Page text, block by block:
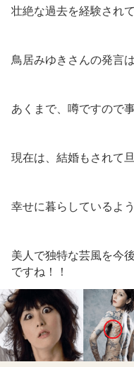
壮絶な過去を経験され
鳥居みゆきさんの発言
あくまで、噂ですので
現在は、結婚もされて
幸せに暮らしているよ
美人で独特な芸風を今
ですね！！